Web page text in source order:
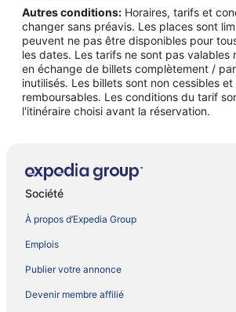
Autres conditions: Horaires, tarifs et
changer sans préavis. Les places sont
peuvent ne pas être disponibles pour
les dates. Les tarifs ne sont pas valables
en échange de billets complètement /
inutilisés. Les billets sont non cessibles et
remboursables. Les conditions du tarif
l'itinéraire choisi avant la réservation.
Société
À propos d’Expedia Group
Emplois
Publier votre annonce
Devenir membre affilié